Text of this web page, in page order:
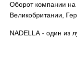
Оборот компании на
Великобритании,
NADELLA - один из